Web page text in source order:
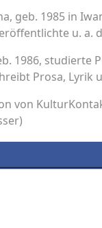
geb. 1985 in
u. a.
1986,
Prosa, Lyrik
von